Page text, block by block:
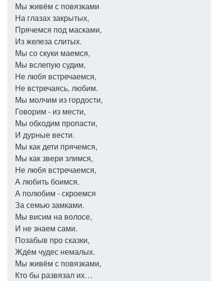
Мы живём с повязками
На глазах закрытых,
Прячемся под масками,
Из железа слитых.
Мы со скуки маемся,
Мы вслепую судим,
Не любя встречаемся,
Не встречаясь, любим.
Мы молчим из гордости,
Говорим - из мести,
Мы обходим пропасти,
И дурные вести.
Мы как дети прячемся,
Мы как звери злимся,
Не любя встречаемся,
А любить боимся.
А полюбим - скроемся
За семью замками.
Мы висим на волосе,
И не знаем сами.
Позабыв про сказки,
Ждём чудес немалых.
Мы живём с повязками,
Кто бы развязал их…